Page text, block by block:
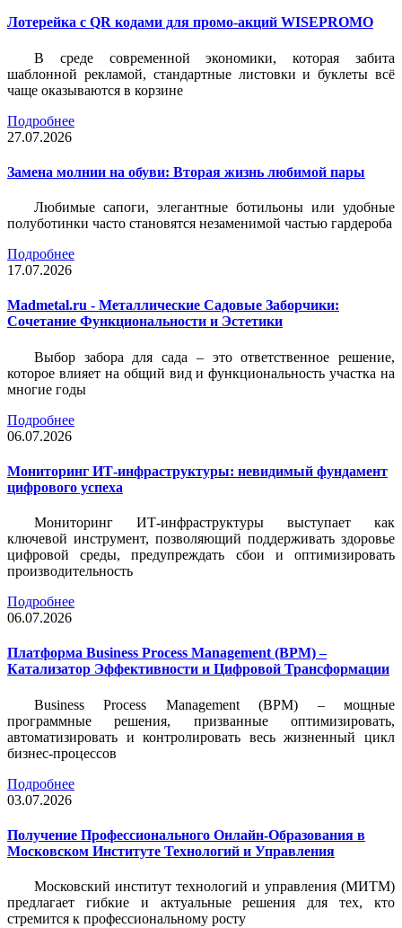
Лотерейка c QR кодами для промо-акций WISEPROMO
В среде современной экономики, которая забита
шаблонной рекламой, стандартные листовки и буклеты всё
чаще оказываются в корзине
Подробнее
27.07.2026
Замена молнии на обуви: Вторая жизнь любимой пары
Любимые сапоги, элегантные ботильоны или удобные
полуботинки часто становятся незаменимой частью гардероба
Подробнее
17.07.2026
Madmetal.ru - Металлические Садовые Заборчики:
Сочетание Функциональности и Эстетики
Выбор забора для сада – это ответственное решение,
которое влияет на общий вид и функциональность участка на
многие годы
Подробнее
06.07.2026
Мониторинг ИТ-инфраструктуры: невидимый фундамент
цифрового успеха
Мониторинг ИТ-инфраструктуры выступает как
ключевой инструмент, позволяющий поддерживать здоровье
цифровой среды, предупреждать сбои и оптимизировать
производительность
Подробнее
06.07.2026
Платформа Business Process Management (BPM) –
Катализатор Эффективности и Цифровой Трансформации
Business Process Management (BPM) – мощные
программные решения, призванные оптимизировать,
автоматизировать и контролировать весь жизненный цикл
бизнес-процессов
Подробнее
03.07.2026
Получение Профессионального Онлайн-Образования в
Московском Институте Технологий и Управления
Московский институт технологий и управления (МИТМ)
предлагает гибкие и актуальные решения для тех, кто
стремится к профессиональному росту